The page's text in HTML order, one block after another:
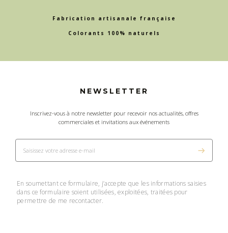
Fabrication artisanale française
Colorants 100% naturels
NEWSLETTER
Inscrivez-vous à notre newsletter pour recevoir nos actualités, offres
commerciales et invitations aux événements
En soumettant ce formulaire, j’accepte que les informations saisies
dans ce formulaire soient utilisées, exploitées, traitées pour
permettre de me recontacter.